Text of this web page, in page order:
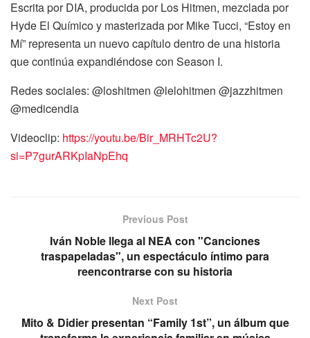
Escrita por DIA, producida por Los Hitmen, mezclada por
Hyde El Químico y masterizada por Mike Tucci, “Estoy en
Mí” representa un nuevo capítulo dentro de una historia
que continúa expandiéndose con Season I.
Redes sociales: @loshitmen @lelohitmen @jazzhitmen
@medicendia
Videoclip: https://youtu.be/Bir_MRHTc2U?
si=P7gurARKpIaNpEhq
Previous Post
Iván Noble llega al NEA con "Canciones
traspapeladas", un espectáculo íntimo para
reencontrarse con su historia
Next Post
Mito & Didier presentan “Family 1st”, un álbum que